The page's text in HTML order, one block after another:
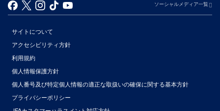
ソーシャルメディア一覧
サイトについて
アクセシビリティ方針
利用規約
個人情報保護方針
個人番号及び特定個人情報の適正な取扱いの確保に関する基本方針
プライバシーポリシー